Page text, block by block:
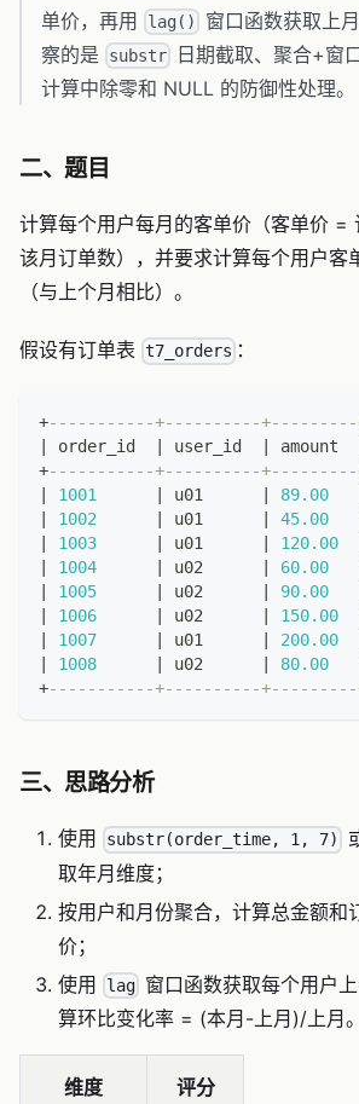
单价，再用
lag()
窗口函数获取上
察的是
substr
日期截取、聚合+窗
计算中除零和 NULL 的防御性处理。
二、题目
计算每个用户每月的客单价（客单价 =
该月订单数），并要求计算每个用户客
（与上个月相比）。
假设有订单表 t7_orders ：
+-----------+----------
order_id user_id amount
+-----------+----------
1001 u01 89.00
1002 u01 45.00
1003 u01 120.00
1004 u02 60.00
1005 u02 90.00
1006 u02 150.00
1007 u01 200.00
1008 u02 80.00
+-----------+----------
三、思路分析
使用 substr(order_time, 1, 7)
取年月维度；
按用户和月份聚合，计算总金额和
价；
使用
lag 窗口函数获取每个用户
算环比变化率 = (本月-上月)/上月。
维度 评分